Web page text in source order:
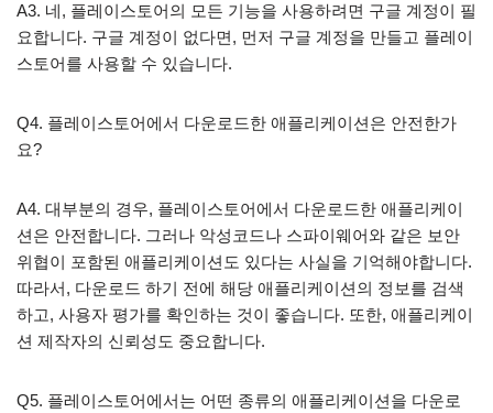
A3. 네, 플레이스토어의 모든 기능을 사용하려면 구글 계정이 필
요합니다. 구글 계정이 없다면, 먼저 구글 계정을 만들고 플레이
스토어를 사용할 수 있습니다.
Q4. 플레이스토어에서 다운로드한 애플리케이션은 안전한가
요?
A4. 대부분의 경우, 플레이스토어에서 다운로드한 애플리케이
션은 안전합니다. 그러나 악성코드나 스파이웨어와 같은 보안
위협이 포함된 애플리케이션도 있다는 사실을 기억해야합니다.
따라서, 다운로드 하기 전에 해당 애플리케이션의 정보를 검색
하고, 사용자 평가를 확인하는 것이 좋습니다. 또한, 애플리케이
션 제작자의 신뢰성도 중요합니다.
Q5. 플레이스토어에서는 어떤 종류의 애플리케이션을 다운로